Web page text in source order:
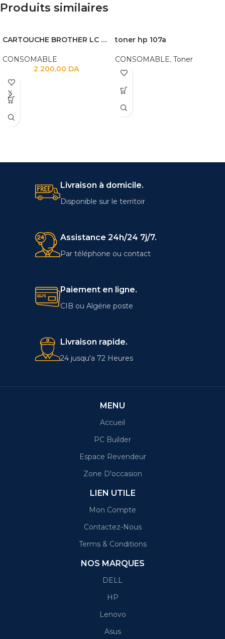
Produits similaires
CARTOUCHE BROTHER LC 3217
CONSOMABLE
2 200,00 DA
toner hp 107a
CONSOMABLE, Toner
Livraison à domicile.
Disponible sur le territoir
Assistance 24h/24 7j/7.
Par téléphone ou contact
Paiement en ligne.
CIB ou Algérie poste
Livraison rapide.
24 jusqu'a 72 Heures
MENU
Accueil
PC Builder
Espace Revendeur
Zone D'occasion
LIEN UTILE
Mon Compte
Contactez-Nous
Terms & Conditions
NOS MARQUES
DELL
HP
Lenovo
Asus